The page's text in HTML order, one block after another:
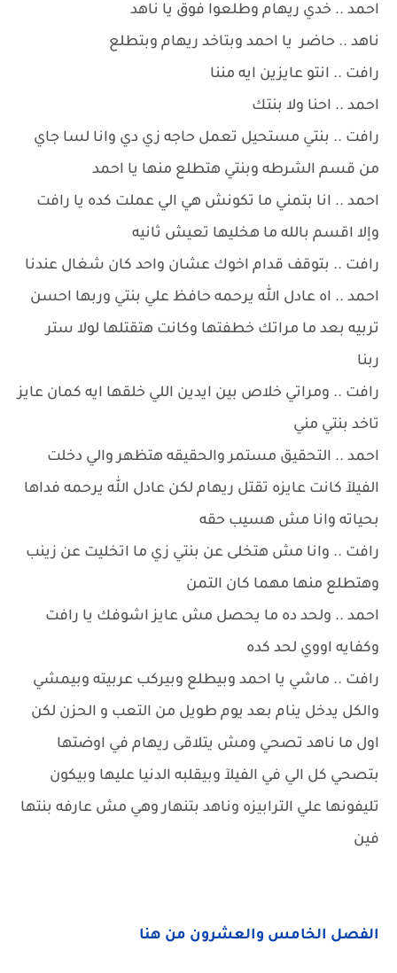
احمد .. خدي ريهام وطلعوا فوق يا ناهد
ناهد .. حاضر يا احمد وبتاخد ريهام وبتطلع
رافت .. انتو عايزين ايه مننا
احمد .. احنا ولا بنتك
رافت .. بنتي مستحيل تعمل حاجه زي دي وانا لسا جاي
من قسم الشرطه وبنتي هتطلع منها يا احمد
احمد .. انا بتمني ما تكونش هي الي عملت كده يا رافت
وإلا اقسم بالله ما هخليها تعيش ثانيه
رافت .. بتوقف قدام اخوك عشان واحد كان شغال عندنا
احمد .. اه عادل الله يرحمه حافظ علي بنتي وربها احسن
تربيه بعد ما مراتك خطفتها وكانت هتقتلها لولا ستر
ربنا
رافت .. ومراتي خلاص بين ايدين اللي خلقها ايه كمان عايز
تاخد بنتي مني
احمد .. التحقيق مستمر والحقيقه هتظهر والي دخلت
الفيلآ كانت عايزه تقتل ريهام لكن عادل الله يرحمه فداها
بحياته وانا مش هسيب حقه
رافت .. وانا مش هتخلى عن بنتي زي ما اتخليت عن زينب
وهتطلع منها مهما كان التمن
احمد .. ولحد ده ما يحصل مش عايز اشوفك يا رافت
وكفايه اووي لحد كده
رافت .. ماشي يا احمد وبيطلع وبيركب عربيته وبيمشي
والكل يدخل ينام بعد يوم طويل من التعب و الحزن لكن
اول ما ناهد تصحي ومش يتلاقى ريهام في اوضتها
بتصحي كل الي في الفيلآ وبيقلبه الدنيا عليها وبيكون
تليفونها علي الترابيزه وناهد بتنهار وهي مش عارفه بنتها
فين
الفصل الخامس والعشرون من هنا